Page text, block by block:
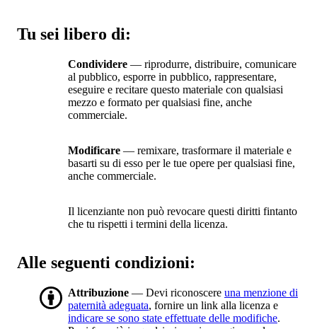
Tu sei libero di:
Condividere — riprodurre, distribuire, comunicare
al pubblico, esporre in pubblico, rappresentare,
eseguire e recitare questo materiale con qualsiasi
mezzo e formato per qualsiasi fine, anche
commerciale.
Modificare — remixare, trasformare il materiale e
basarti su di esso per le tue opere per qualsiasi fine,
anche commerciale.
Il licenziante non può revocare questi diritti fintanto
che tu rispetti i termini della licenza.
Alle seguenti condizioni:
Attribuzione — Devi riconoscere una menzione di
paternità adeguata, fornire un link alla licenza e
indicare se sono state effettuate delle modifiche.